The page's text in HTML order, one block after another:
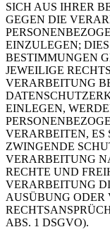
SICH AUS IHRER
GEGEN DIE
EINZULEGEN;
BESTIMMUNGEN
JEWEILIGE
VERARBEITUNG
EINLEGEN,
VERARBEITEN, ES
ZWINGENDE
VERARBEITUNG
RECHTE UND
VERARBEITUNG
AUSÜBUNG ODER
ABS. 1 DSGVO).